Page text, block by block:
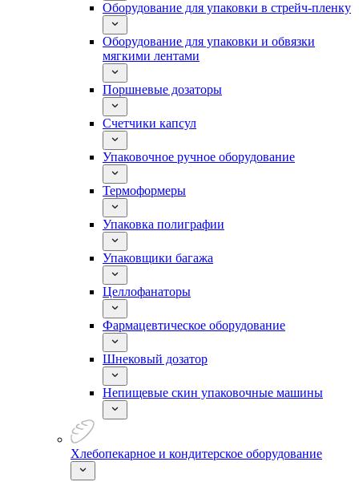
Оборудование для упаковки в стрейч-пленку
Оборудование для упаковки и обвязки
мягкими лентами
Поршневые дозаторы
Счетчики капсул
Упаковочное ручное оборудование
Термоформеры
Упаковка полиграфии
Упаковщики багажа
Целлофанаторы
Фармацевтическое оборудование
Шнековый дозатор
Непищевые скин упаковочные машины
Хлебопекарное и кондитерское оборудование